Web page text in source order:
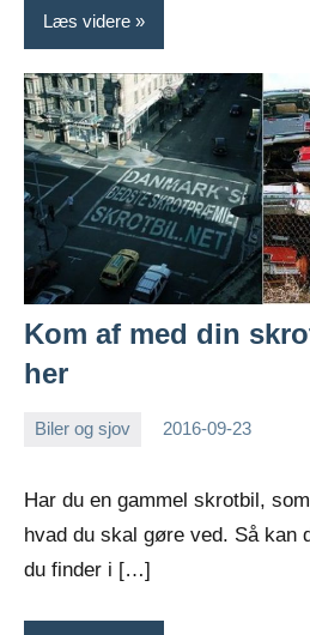
Læs videre
Kom af med din
her
Biler og sjov 2016-09-23
Har du en gammel skrotbil,
hvad du skal gøre ved. Så kan
du finder i […]